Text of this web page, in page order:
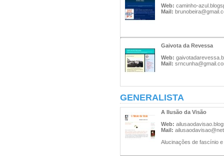
Web: caminho-
Mail:
Gaivota da Revessa
Web:
Mail:
GENERALISTA
A Ilusão da Visão
Web:
Mail:
Alucinações de fascínio e